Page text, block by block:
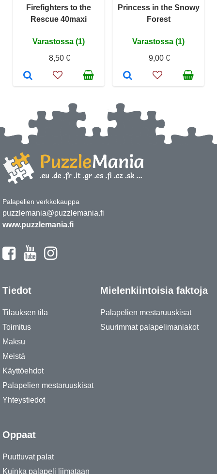
Firefighters to the
Rescue 40maxi
Varastossa (1)
8,50 €
Princess in the Snowy
Forest
Varastossa (1)
9,00 €
Palapelien verkkokauppa
puzzlemania@puzzlemania.fi
www.puzzlemania.fi
Tiedot
Tilauksen tila
Toimitus
Maksu
Meistä
Käyttöehdot
Palapelien mestaruuskisat
Yhteystiedot
Mielenkiintoisia faktoja
Palapelien mestaruuskisat
Suurimmat palapelimaniakot
Oppaat
Puuttuvat palat
Kuinka palapeli liimataan